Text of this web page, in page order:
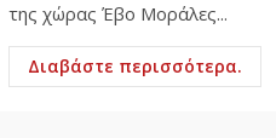
της χώρας Έβο Μοράλες...
Διαβάστε περισσότερα.